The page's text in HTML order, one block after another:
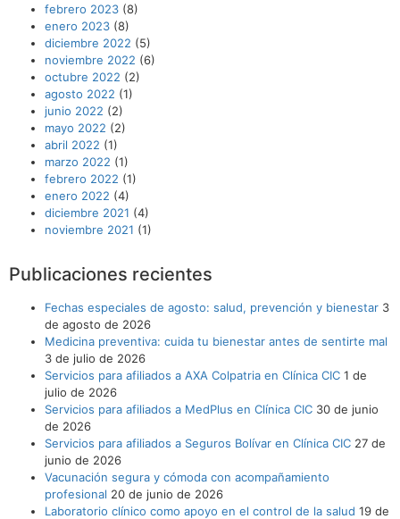
febrero 2023 (8)
enero 2023 (8)
diciembre 2022 (5)
noviembre 2022 (6)
octubre 2022 (2)
agosto 2022 (1)
junio 2022 (2)
mayo 2022 (2)
abril 2022 (1)
marzo 2022 (1)
febrero 2022 (1)
enero 2022 (4)
diciembre 2021 (4)
noviembre 2021 (1)
Publicaciones recientes
Fechas especiales de agosto: salud, prevención y bienestar 3
de agosto de 2026
Medicina preventiva: cuida tu bienestar antes de sentirte mal
3 de julio de 2026
Servicios para afiliados a AXA Colpatria en Clínica CIC 1 de
julio de 2026
Servicios para afiliados a MedPlus en Clínica CIC 30 de junio
de 2026
Servicios para afiliados a Seguros Bolívar en Clínica CIC 27 de
junio de 2026
Vacunación segura y cómoda con acompañamiento
profesional 20 de junio de 2026
Laboratorio clínico como apoyo en el control de la salud 19 de